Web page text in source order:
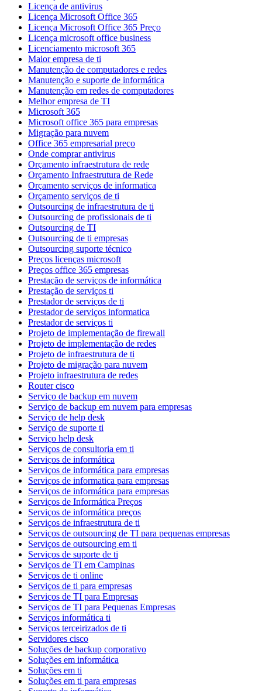
Licença de antivirus
Licença Microsoft Office 365
Licença Microsoft Office 365 Preço
Licença microsoft office business
Licenciamento microsoft 365
Maior empresa de ti
Manutenção de computadores e redes
Manutenção e suporte de informática
Manutenção em redes de computadores
Melhor empresa de TI
Microsoft 365
Microsoft office 365 para empresas
Migração para nuvem
Office 365 empresarial preço
Onde comprar antivirus
Orçamento infraestrutura de rede
Orçamento Infraestrutura de Rede
Orçamento serviços de informatica
Orçamento serviços de ti
Outsourcing de infraestrutura de ti
Outsourcing de profissionais de ti
Outsourcing de TI
Outsourcing de ti empresas
Outsourcing suporte técnico
Preços licenças microsoft
Preços office 365 empresas
Prestação de serviços de informática
Prestação de serviços ti
Prestador de serviços de ti
Prestador de serviços informatica
Prestador de serviços ti
Projeto de implementação de firewall
Projeto de implementação de redes
Projeto de infraestrutura de ti
Projeto de migração para nuvem
Projeto infraestrutura de redes
Router cisco
Serviço de backup em nuvem
Serviço de backup em nuvem para empresas
Serviço de help desk
Serviço de suporte ti
Serviço help desk
Serviços de consultoria em ti
Serviços de informática
Serviços de informática para empresas
Serviços de informatica para empresas
Serviços de informática para empresas
Serviços de Informática Preços
Serviços de informática preços
Serviços de infraestrutura de ti
Serviços de outsourcing de TI para pequenas empresas
Serviços de outsourcing em ti
Serviços de suporte de ti
Serviços de TI em Campinas
Serviços de ti online
Serviços de ti para empresas
Serviços de TI para Empresas
Serviços de TI para Pequenas Empresas
Serviços informática ti
Serviços terceirizados de ti
Servidores cisco
Soluções de backup corporativo
Soluções em informática
Soluções em ti
Soluções em ti para empresas